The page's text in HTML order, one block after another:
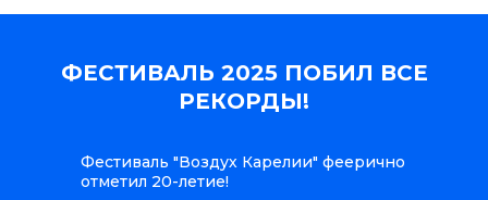
ФЕСТИВАЛЬ 2025 ПОБИЛ ВСЕ
РЕКОРДЫ!
Фестиваль "Воздух Карелии" феерично
отметил 20-летие!